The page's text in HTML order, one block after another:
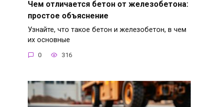
Чем отличается бетон от железобетона:
простое объяснение
Узнайте, что такое бетон и железобетон, в чем
их основные
0 316